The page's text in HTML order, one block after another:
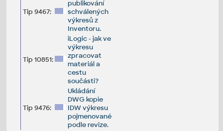
Tip 9467:
publikování
schválených
výkresů z
Inventoru.
Tip 10851:
iLogic - jak ve
výkresu
zpracovat
materiál a
cestu
součásti?
Tip 9476:
Ukládání
DWG kopie
IDW výkresu
pojmenované
podle revize.